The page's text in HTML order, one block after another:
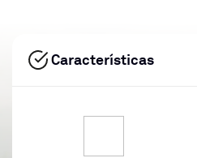
Características